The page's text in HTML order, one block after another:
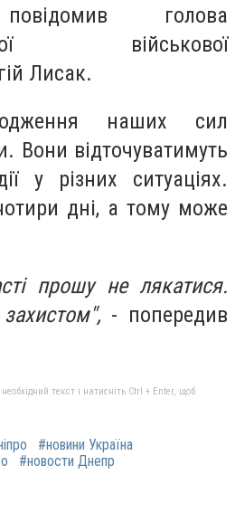
голова
військової
Лисак.
наших сил
Вони відточуватимуть
у різних ситуаціях.
дні, а тому може
прошу не лякатися.
- попередив
текст і натисніть Ctrl + Enter, щоб
#новини Україна
#новости Днепр